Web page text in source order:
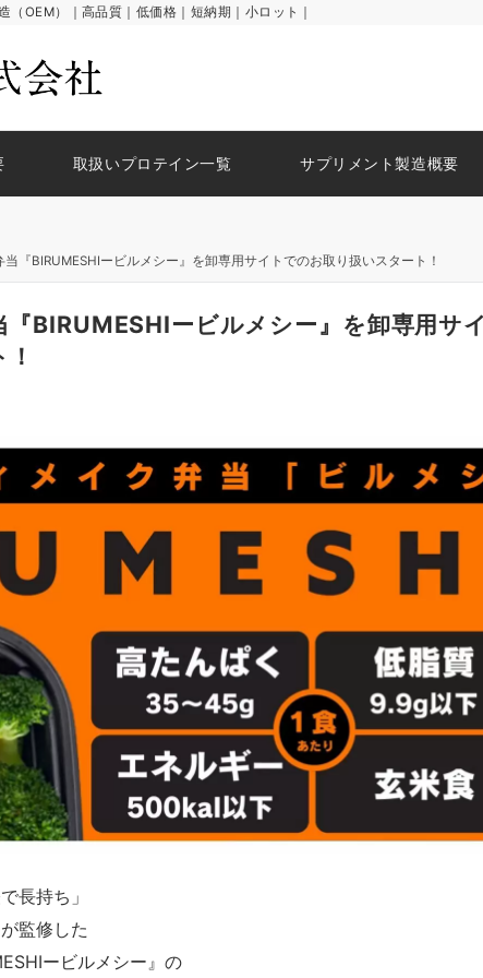
OEM）｜高品質｜低価格｜短納期｜小ロット｜
取扱いプロテイン一覧 サプリメント製造概要
『BIRUMESHIービルメシー』を卸専用サイトでのお取り扱いスタート！
BIRUMESHIービルメシー』を卸専用サ
長持ち」
監修した
ービルメシー』の